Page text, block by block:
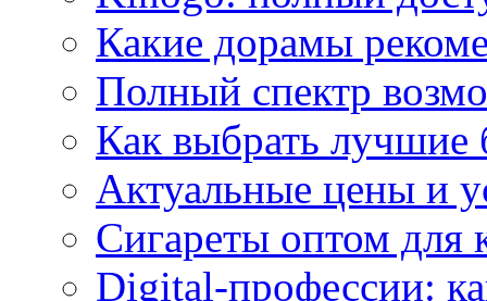
Какие дорамы
Полный спектр
Как выбрать
Актуальные цены и
Сигареты оптом для
Digital-профессии: